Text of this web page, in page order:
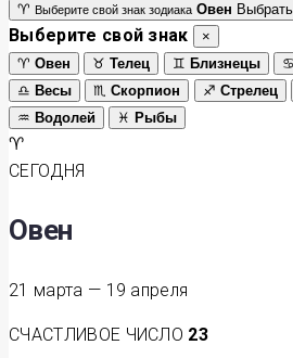
♈ Выберите свой знак зодиака Овен
Выберите свой знак
×
♈ Овен ♉ Телец ♊ Близнецы ♋
♎ Весы ♏ Скорпион ♐ Стрелец
♒ Водолей ♓ Рыбы
♈
СЕГОДНЯ
Овен
21 марта — 19 апреля
СЧАСТЛИВОЕ ЧИСЛО 23